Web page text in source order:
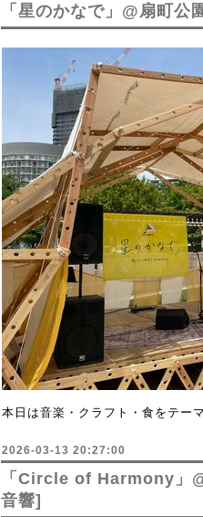
「星のかなで」@扇町
本日は音楽・クラフト・食をテー
2026-03-13 20:27:00
「Circle of Harmony」
音響]